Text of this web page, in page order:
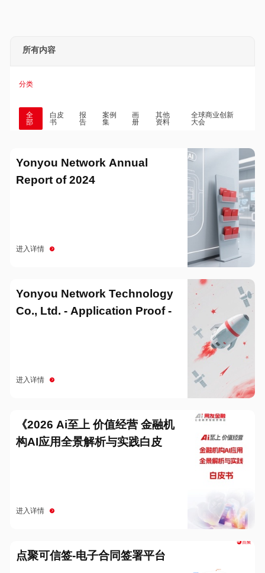
所有内容
分类
全
部
白皮
书
报
告
案例
集
画
册
其他
资料
全球商业创新
大会
Yonyou Network Annual
Report of 2024
进入详情
Yonyou Network Technology
Co., Ltd. - Application Proof -
进入详情
《2026 Ai至上 价值经营 金融机
构AI应用全景解析与实践白皮
进入详情
点聚可信签-电子合同签署平台